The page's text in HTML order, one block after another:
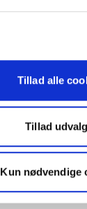
Tillad alle
Tillad
Kun nødvendige